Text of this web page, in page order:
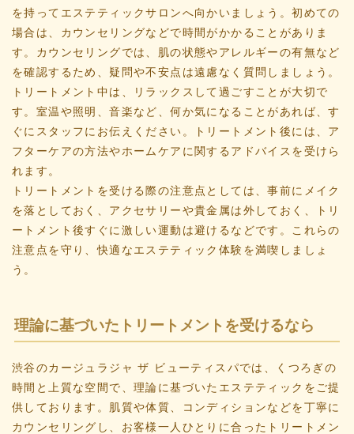
を持ってエステティックサロンへ向かいましょう。初めての
場合は、カウンセリングなどで時間がかかることがありま
す。カウンセリングでは、肌の状態やアレルギーの有無など
を確認するため、疑問や不安点は遠慮なく質問しましょう。
トリートメント中は、リラックスして過ごすことが大切で
す。室温や照明、音楽など、何か気になることがあれば、す
ぐにスタッフにお伝えください。トリートメント後には、ア
フターケアの方法やホームケアに関するアドバイスを受けら
れます。
トリートメントを受ける際の注意点としては、事前にメイク
を落としておく、アクセサリーや貴金属は外しておく、トリ
ートメント後すぐに激しい運動は避けるなどです。これらの
注意点を守り、快適なエステティック体験を満喫しましょ
う。
理論に基づいたトリートメントを受けるなら
渋谷のカージュラジャ ザ ビューティスパでは、くつろぎの
時間と上質な空間で、理論に基づいたエステティックをご提
供しております。肌質や体質、コンディションなどを丁寧に
カウンセリングし、お客様一人ひとりに合ったトリートメン